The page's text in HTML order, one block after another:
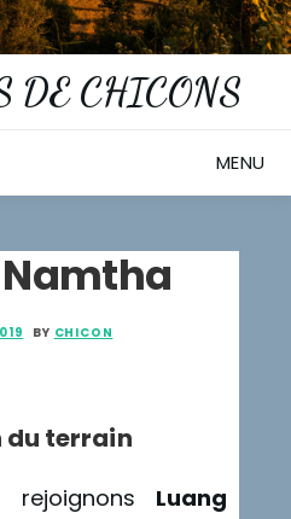
DE CHICONS
MENU
BY CHICON
du terrain
rejoignons Luang